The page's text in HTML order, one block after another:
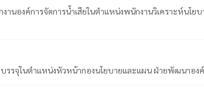
านองค์การจัดการน้ำเสียในตำแหน่งพนักงานวิเคราะห์น
รจุในตำแหน่งหัวหน้ากองนโยบายและแผน ฝ่ายพัฒนาอง